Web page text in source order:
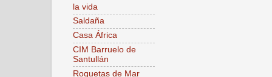
la vida
Saldaña
Casa África
CIM Barruelo de
Santullán
Roquetas de Mar